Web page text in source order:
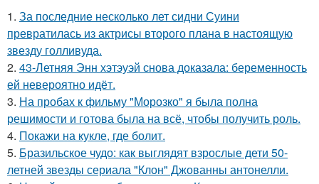
1. За последние несколько лет сидни Суини
превратилась из актрисы второго плана в настоящую
звезду голливуда.
2. 43-Летняя Энн хэтэуэй снова доказала: беременность
ей невероятно идёт.
3. На пробах к фильму "Морозко" я была полна
решимости и готова была на всё, чтобы получить роль.
4. Покажи на кукле, где болит.
5. Бразильское чудо: как выглядят взрослые дети 50-
летней звезды сериала "Клон" Джованны антонелли.